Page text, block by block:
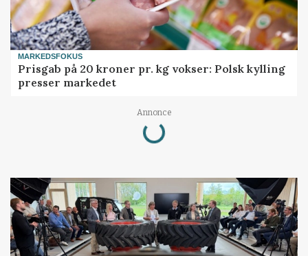
MARKEDSFOKUS
Prisgab på 20 kroner pr. kg vokser: Polsk kylling
presser markedet
Annonce
Loading...